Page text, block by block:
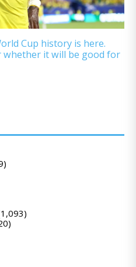
Cup history is here.
whether it will be good for